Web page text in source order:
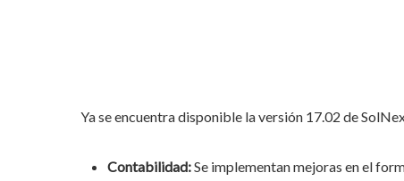
Ya se encuentra disponible la versión 17.02 de
Contabilidad:Se implementan mejoras en el